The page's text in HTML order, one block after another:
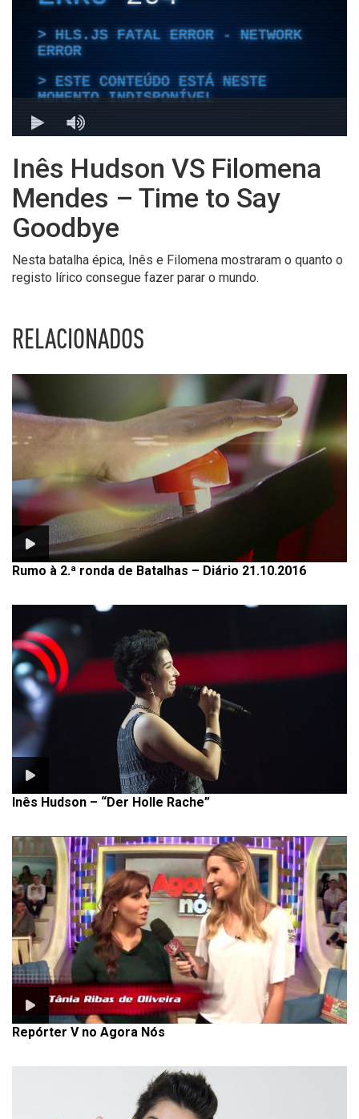
Inês Hudson VS Filomena
Mendes – Time to Say
Goodbye
Nesta batalha épica, Inês e Filomena mostraram o quanto o
registo lírico consegue fazer parar o mundo.
RELACIONADOS
Rumo à 2.ª ronda de Batalhas – Diário 21.10.2016
Inês Hudson – “Der Holle Rache”
Repórter V no Agora Nós